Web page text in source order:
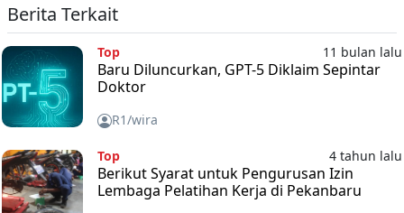
Berita Terkait
Top 11 bulan lalu
Baru Diluncurkan, GPT-5 Diklaim Sepintar
Doktor
R1/wira
Top 4 tahun lalu
Berikut Syarat untuk Pengurusan Izin
Lembaga Pelatihan Kerja di Pekanbaru